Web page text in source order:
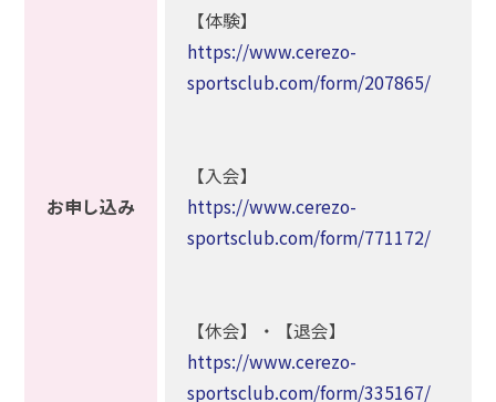
お申し込み
【体験】
https://www.cerezo-
sportsclub.com/form/207865/
【入会】
https://www.cerezo-
sportsclub.com/form/771172/
【休会】・【退会】
https://www.cerezo-
sportsclub.com/form/335167/